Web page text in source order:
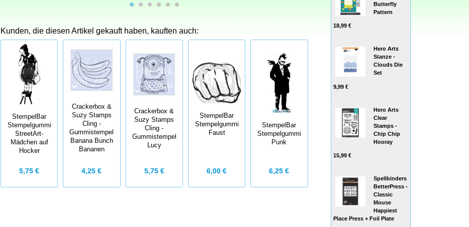
Kunden, die diesen Artikel gekauft haben, kauften auch:
StempelBar
Stempelgummi
StreetArt-
Mädchen auf
Hocker
5,75 €
Crackerbox &
Suzy Stamps
Cling -
Gummistempel
Banana Bunch
Bananen
4,25 €
Crackerbox &
Suzy Stamps
Cling -
Gummistempel
Lucy
5,75 €
StempelBar
Stempelgummi
Faust
6,00 €
StempelBar
Stempelgummi
Punk
6,25 €
Butterfly
Pattern
18,99 €
Hero Arts
Stanze -
Clouds Die
Set
9,99 €
Hero Arts
Clear
Stamps -
Chip Chip
Hooray
15,99 €
Spellbinders
BetterPress -
Classic
Mouse
Happiest
Place Press + Foil Plate